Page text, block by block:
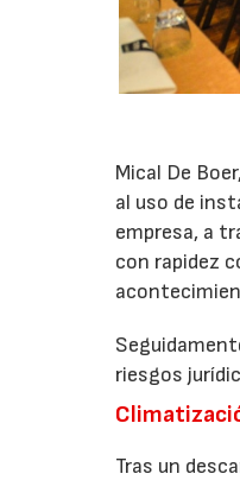
Mical De
al uso de
empresa, a
con rapidez
riesgos
Tras un